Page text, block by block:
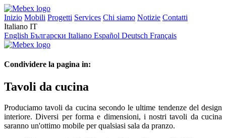
Inizio Mobili Progetti Services Chi siamo Notizie Contatti
Italiano IT
English Български Italiano Español Deutsch Français
Condividere la pagina in:
Tavoli da cucina
Produciamo tavoli da cucina secondo le ultime tendenze del design
interiore. Diversi per forma e dimensioni, i nostri tavoli da cucina
saranno un'ottimo mobile per qualsiasi sala da pranzo.